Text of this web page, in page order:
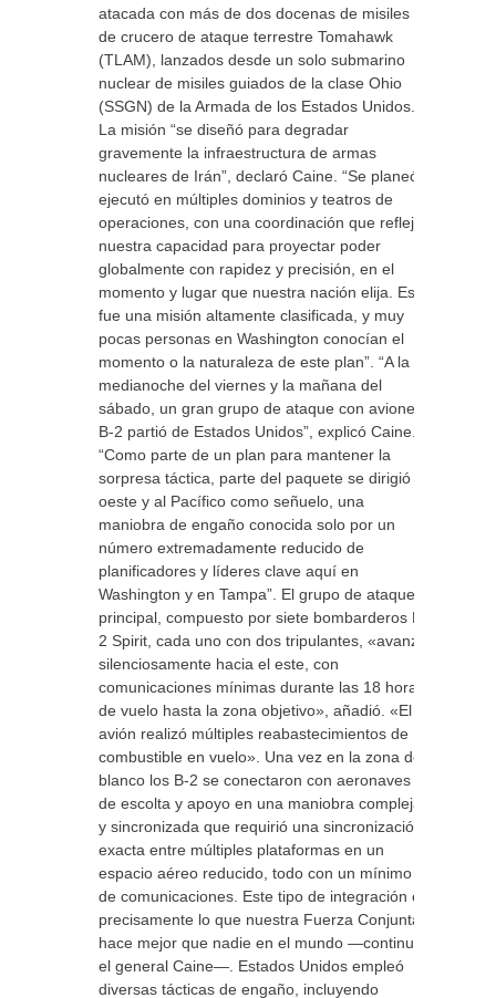
atacada con más de dos docenas de misiles
de crucero de ataque terrestre Tomahawk
(TLAM), lanzados desde un solo submarino
nuclear de misiles guiados de la clase Ohio
(SSGN) de la Armada de los Estados Unidos.
La misión “se diseñó para degradar
gravemente la infraestructura de armas
nucleares de Irán”, declaró Caine. “Se planeó y
ejecutó en múltiples dominios y teatros de
operaciones, con una coordinación que refleja
nuestra capacidad para proyectar poder
globalmente con rapidez y precisión, en el
momento y lugar que nuestra nación elija. Esta
fue una misión altamente clasificada, y muy
pocas personas en Washington conocían el
momento o la naturaleza de este plan”. “A la
medianoche del viernes y la mañana del
sábado, un gran grupo de ataque con aviones
B-2 partió de Estados Unidos”, explicó Caine.
“Como parte de un plan para mantener la
sorpresa táctica, parte del paquete se dirigió al
oeste y al Pacífico como señuelo, una
maniobra de engaño conocida solo por un
número extremadamente reducido de
planificadores y líderes clave aquí en
Washington y en Tampa”. El grupo de ataque
principal, compuesto por siete bombarderos B-
2 Spirit, cada uno con dos tripulantes, «avanzó
silenciosamente hacia el este, con
comunicaciones mínimas durante las 18 horas
de vuelo hasta la zona objetivo», añadió. «El
avión realizó múltiples reabastecimientos de
combustible en vuelo». Una vez en la zona del
blanco los B-2 se conectaron con aeronaves
de escolta y apoyo en una maniobra compleja
y sincronizada que requirió una sincronización
exacta entre múltiples plataformas en un
espacio aéreo reducido, todo con un mínimo
de comunicaciones. Este tipo de integración es
precisamente lo que nuestra Fuerza Conjunta
hace mejor que nadie en el mundo —continuó
el general Caine—. Estados Unidos empleó
diversas tácticas de engaño, incluyendo